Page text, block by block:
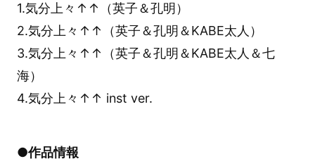
1.気分上々↑↑（英子＆孔明）
2.気分上々↑↑（英子＆孔明＆KABE太人）
3.気分上々↑↑（英子＆孔明＆KABE太人＆七
海）
4.気分上々↑↑ inst ver.
●作品情報